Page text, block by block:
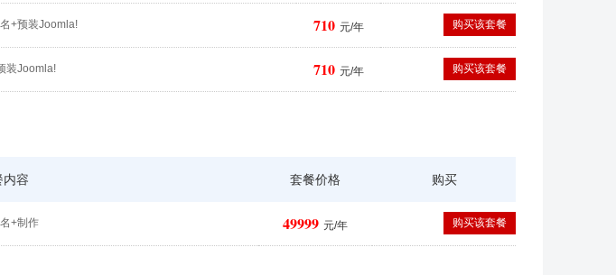
+预装Joomla! 710 元/年 购买该套餐
装Joomla! 710 元/年 购买该套餐
内容 套餐价格 购买
+制作 49999 元/年 购买该套餐